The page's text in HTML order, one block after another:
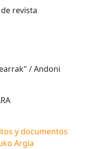
revista
/ Andoni
y documentos
Argia